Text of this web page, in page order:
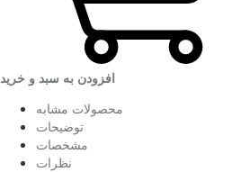
افزودن به سبد و خرید
محصولات مشابه
توضیحات
مشخصات
نظرات